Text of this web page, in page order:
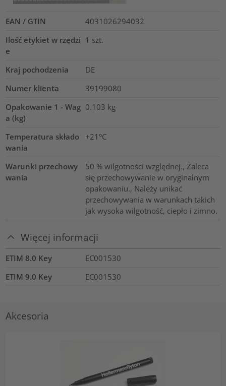
EAN / GTIN
4031026294032
Ilość etykiet w rzędzi
e
1 szt.
Kraj pochodzenia
DE
Numer klienta
39199080
Opakowanie 1 - Wag
a (kg)
0.103 kg
Temperatura składo
wania
+21°C
Warunki przechowy
wania
50 % wilgotności względnej., Zaleca
się przechowywanie w oryginalnym
opakowaniu., Należy unikać
przechowywania w warunkach takich
jak wysoka wilgotność, ciepło i zimno.
Więcej informacji
ETIM 8.0 Key
EC001530
ETIM 9.0 Key
EC001530
Akcesoria